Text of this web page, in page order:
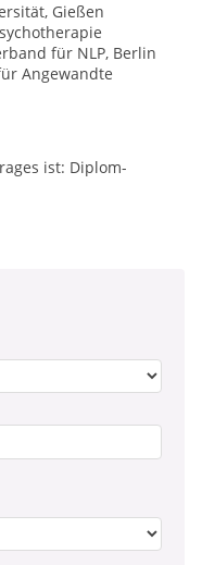
Gießen
für NLP, Berlin
Angewandte
ist: Diplom-